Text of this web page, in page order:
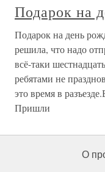
Подарок на
Подарок на день
решила, что надо
всё-таки
ребятами не
это время в
Пришли
О